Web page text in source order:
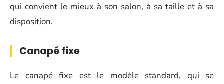
qui convient le mieux à son salon, à sa taille et à sa
disposition.
Canapé fixe
Le canapé fixe est le modèle standard, qui se